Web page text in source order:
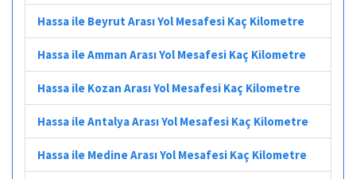
Hassa ile Beyrut Arası Yol Mesafesi Kaç Kilometre
Hassa ile Amman Arası Yol Mesafesi Kaç Kilometre
Hassa ile Kozan Arası Yol Mesafesi Kaç Kilometre
Hassa ile Antalya Arası Yol Mesafesi Kaç Kilometre
Hassa ile Medine Arası Yol Mesafesi Kaç Kilometre